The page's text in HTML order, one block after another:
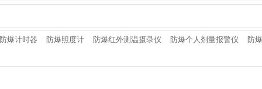
防爆计时器 防爆照度计 防爆红外测温摄录仪 防爆个人剂量报警仪 防